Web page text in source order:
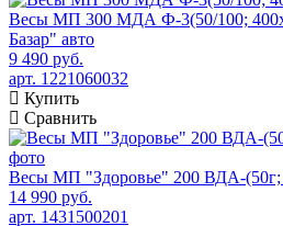
Весы МП 300 МДА Ф-3(50/100;
Базар" авто
9 490 руб.
арт. 1221060032
Купить
Сравнить
Весы МП "Здоровье" 200 ВДА-(50г;
14 990 руб.
арт. 1431500201